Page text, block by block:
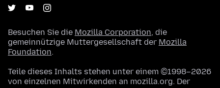
Besuchen Sie die Mozilla Corporation, die
gemeinnützige Muttergesellschaft der Mozilla
Foundation.
Teile dieses Inhalts stehen unter einem ©1998–2026
von einzelnen Mitwirkenden an mozilla.org. Der